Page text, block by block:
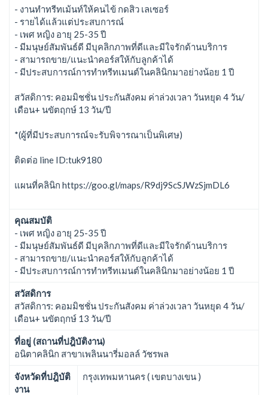
- งานทำทรีทเม้นท์ให้คนไข้ กดสิว เลเซอร์
- รายได้แล้วแต่ประสบการณ์
- เพศ หญิง อายุ 25-35 ปี
- มีมนุษย์สัมพันธ์ดี มีบุคลิกภาพที่ดีและมีใจรักด้านบริการ
- สามารถขาย/แนะนำคอร์สให้กับลูกค้าได้
- มีประสบการณ์การทำทรีทเมนต์ในคลินิกมาอย่างน้อย 1 ปี
สวัสดิการ: คอมมิชชั่น ประกันสังคม ค่าล่วงเวลา วันหยุด 4 วัน/
เดือน+ นขัตฤกษ์ 13 วัน/ปี
*(ผู้ที่มีประสบการณ์จะรับพิจารณาเป็นพิเศษ)
ติดต่อ line ID:tuk9180
แผนที่คลินิก https://goo.gl/maps/R9dj9ScSJWzSjmDL6
คุณสมบัติ
- เพศ หญิง อายุ 25-35 ปี
- มีมนุษย์สัมพันธ์ดี มีบุคลิกภาพที่ดีและมีใจรักด้านบริการ
- สามารถขาย/แนะนำคอร์สให้กับลูกค้าได้
- มีประสบการณ์การทำทรีทเมนต์ในคลินิกมาอย่างน้อย 1 ปี
สวัสดิการ
สวัสดิการ: คอมมิชชั่น ประกันสังคม ค่าล่วงเวลา วันหยุด 4 วัน/
เดือน+ นขัตฤกษ์ 13 วัน/ปี
ที่อยู่ (สถานที่ปฎิบัติงาน)
อนิตาคลินิก สาขาเพลินนารี่มอลล์ วัชรพล
จังหวัดที่ปฎิบัติ
งาน
กรุงเทพมหานคร ( เขตบางเขน )